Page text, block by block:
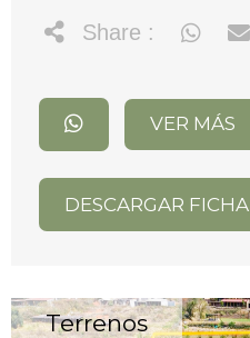
Share :
VER MÁS
DESCARGAR FICHA
Terrenos